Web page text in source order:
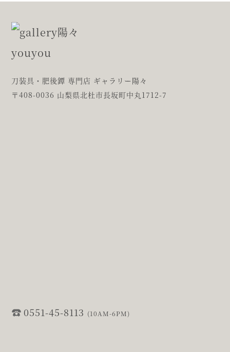
刀装具・肥後鐔 専門店 ギャラリー陽々
〒408-0036 山梨県北杜市長坂町中丸1712-7
0551-45-8113 (10AM-6PM)